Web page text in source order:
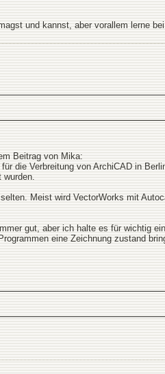
und kannst, aber vorallem lerne
Beitrag von Mika:
die Verbreitung von ArchiCAD in
wurden.
Meist wird VectorWorks mit
gut, aber ich halte es für wichtig
eine Zeichnung zustand